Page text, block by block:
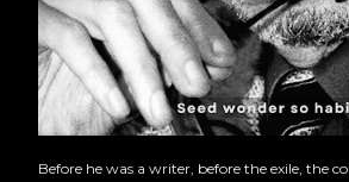
Before he was a writer, before the exile, the